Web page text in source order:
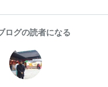
ログの読者になる